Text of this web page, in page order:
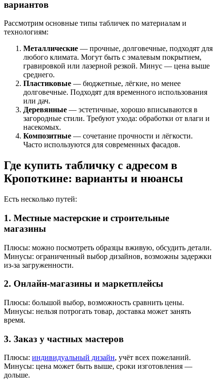
вариантов
Рассмотрим основные типы табличек по материалам и
технологиям:
Металлические — прочные, долговечные, подходят для
любого климата. Могут быть с эмалевым покрытием,
гравировкой или лазерной резкой. Минус — цена выше
среднего.
Пластиковые — бюджетные, лёгкие, но менее
долговечные. Подходят для временного использования
или дач.
Деревянные — эстетичные, хорошо вписываются в
загородные стили. Требуют ухода: обработки от влаги и
насекомых.
Композитные — сочетание прочности и лёгкости.
Часто используются для современных фасадов.
Где купить табличку с адресом в
Кропоткине: варианты и нюансы
Есть несколько путей:
1. Местные мастерские и строительные
магазины
Плюсы: можно посмотреть образцы вживую, обсудить детали.
Минусы: ограниченный выбор дизайнов, возможны задержки
из‑за загруженности.
2. Онлайн‑магазины и маркетплейсы
Плюсы: большой выбор, возможность сравнить цены.
Минусы: нельзя потрогать товар, доставка может занять
время.
3. Заказ у частных мастеров
Плюсы: индивидуальный дизайн, учёт всех пожеланий.
Минусы: цена может быть выше, сроки изготовления —
дольше.